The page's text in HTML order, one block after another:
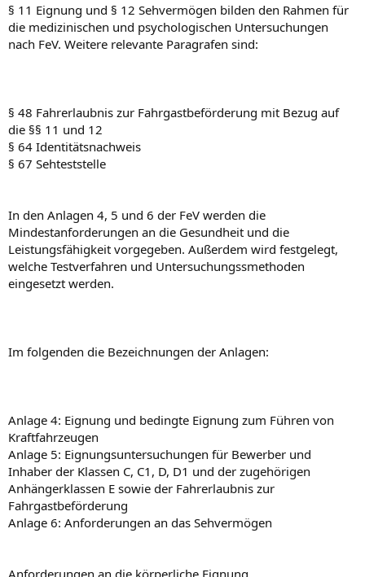
§ 11 Eignung und § 12 Sehvermögen bilden den Rahmen für
die medizinischen und psychologischen Untersuchungen
nach FeV. Weitere relevante Paragrafen sind:
§ 48 Fahrerlaubnis zur Fahrgastbeförderung mit Bezug auf
die §§ 11 und 12
§ 64 Identitätsnachweis
§ 67 Sehteststelle
In den Anlagen 4, 5 und 6 der FeV werden die
Mindestanforderungen an die Gesundheit und die
Leistungsfähigkeit vorgegeben. Außerdem wird festgelegt,
welche Testverfahren und Untersuchungssmethoden
eingesetzt werden.
Im folgenden die Bezeichnungen der Anlagen:
Anlage 4: Eignung und bedingte Eignung zum Führen von
Kraftfahrzeugen
Anlage 5: Eignungsuntersuchungen für Bewerber und
Inhaber der Klassen C, C1, D, D1 und der zugehörigen
Anhängerklassen E sowie der Fahrerlaubnis zur
Fahrgastbeförderung
Anlage 6: Anforderungen an das Sehvermögen
Anforderungen an die körperliche Eignung